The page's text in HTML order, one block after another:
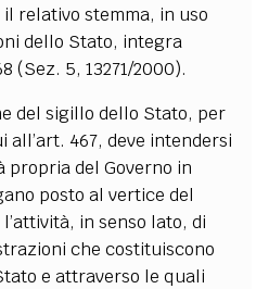
relativo stemma, in uso
dello Stato, integra
(Sez. 5, 13271/2000).
del sigillo dello Stato, per
all’art. 467, deve intendersi
propria del Governo in
posto al vertice del
in senso lato, di
che costituiscono
e attraverso le quali